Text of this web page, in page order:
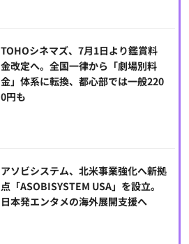
TOHOシネマズ、7月1日より鑑賞料
金改定へ。全国一律から「劇場別料
金」体系に転換、都心部では一般220
0円も
アソビシステム、北米事業強化へ新拠
点「ASOBISYSTEM USA」を設立。
日本発エンタメの海外展開支援へ